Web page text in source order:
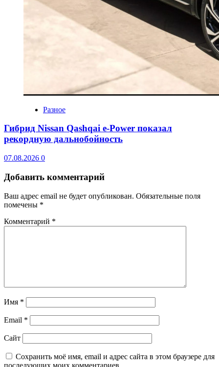
Разное
Гибрид Nissan Qashqai e-Power показал
рекордную дальнобойность
07.08.2026 0
Добавить комментарий
Ваш адрес email не будет опубликован. Обязательные поля
помечены *
Комментарий *
Имя *
Email *
Сайт
Сохранить моё имя, email и адрес сайта в этом браузере для
последующих моих комментариев.